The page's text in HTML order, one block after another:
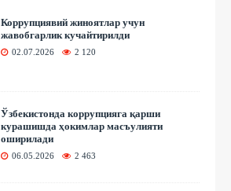
Коррупциявий жиноятлар учун
жавобгарлик кучайтирилди
02.07.2026 2 120
Ўзбекистонда коррупцияга қарши
курашишда ҳокимлар масъулияти
оширилади
06.05.2026 2 463